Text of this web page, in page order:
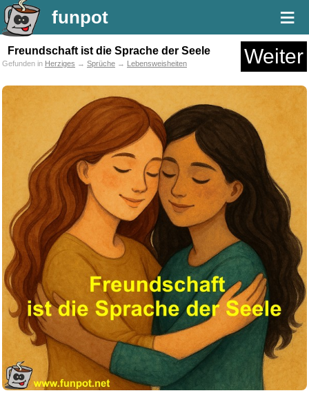
funpot ≡
Freundschaft ist die Sprache der Seele Weiter
Gefunden in Herziges → Sprüche → Lebensweisheiten